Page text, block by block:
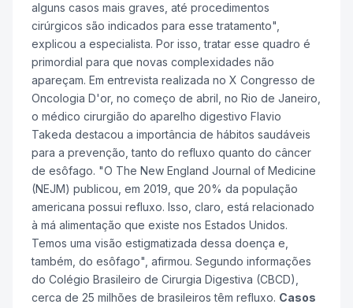
alguns casos mais graves, até procedimentos
cirúrgicos são indicados para esse tratamento",
explicou a especialista. Por isso, tratar esse quadro é
primordial para que novas complexidades não
apareçam. Em entrevista realizada no X Congresso de
Oncologia D'or, no começo de abril, no Rio de Janeiro,
o médico cirurgião do aparelho digestivo Flavio
Takeda destacou a importância de hábitos saudáveis
para a prevenção, tanto do refluxo quanto do câncer
de esôfago. "O The New England Journal of Medicine
(NEJM) publicou, em 2019, que 20% da população
americana possui refluxo. Isso, claro, está relacionado
à má alimentação que existe nos Estados Unidos.
Temos uma visão estigmatizada dessa doença e,
também, do esôfago", afirmou. Segundo informações
do Colégio Brasileiro de Cirurgia Digestiva (CBCD),
cerca de 25 milhões de brasileiros têm refluxo. Casos